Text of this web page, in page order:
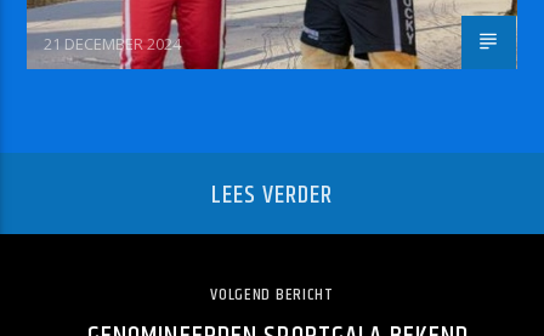
21 DECEMBER 2024
LEES VERDER
VOLGEND BERICHT